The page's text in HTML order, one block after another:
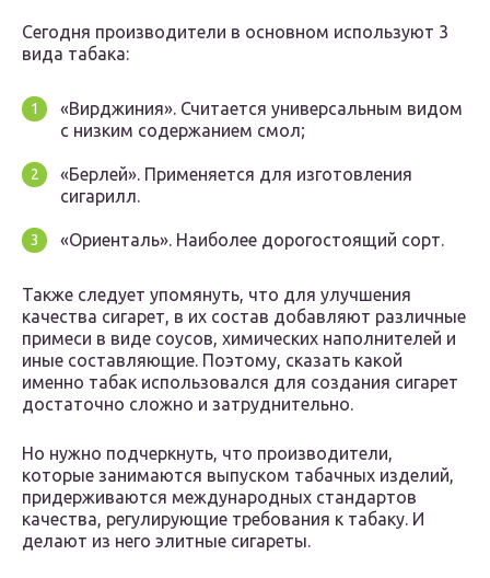
Сегодня производители в основном используют 3
вида табака:
«Вирджиния». Считается универсальным видом
с низким содержанием смол;
«Берлей». Применяется для изготовления
сигарилл.
«Ориенталь». Наиболее дорогостоящий сорт.
Также следует упомянуть, что для улучшения
качества сигарет, в их состав добавляют различные
примеси в виде соусов, химических наполнителей и
иные составляющие. Поэтому, сказать какой
именно табак использовался для создания сигарет
достаточно сложно и затруднительно.
Но нужно подчеркнуть, что производители,
которые занимаются выпуском табачных изделий,
придерживаются международных стандартов
качества, регулирующие требования к табаку. И
делают из него элитные сигареты.